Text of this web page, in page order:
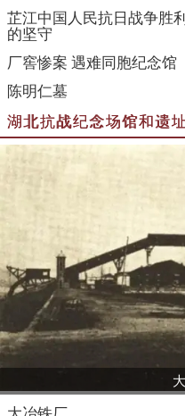
芷江中国人民抗日战争胜
的坚守
厂窖惨案 遇难同胞纪念馆
陈明仁墓
湖北抗战纪念场馆和遗址